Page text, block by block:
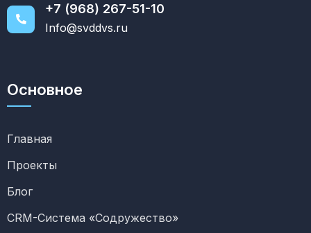
+7 (968) 267-51-10
Info@svddvs.ru
Основное
Главная
Проекты
Блог
CRM-Система «Содружество»